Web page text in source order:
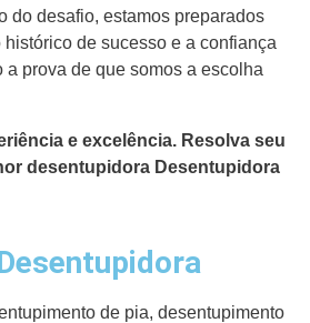
do desafio, estamos preparados
de sucesso e a confiança
prova de que somos a escolha
e excelência. Resolva seu
desentupidora Desentupidora
de pia, desentupimento